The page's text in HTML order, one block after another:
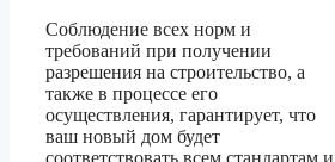
Соблюдение всех норм и
требований при получении
разрешения на строительство, а
также в процессе его
осуществления, гарантирует, что
ваш новый дом будет
соответствовать всем стандартам и